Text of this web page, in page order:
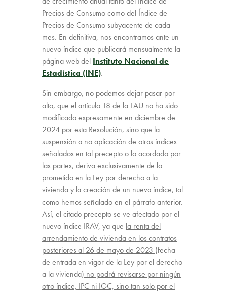
Precios de Consumo como del Índice de
Precios de Consumo subyacente de cada
mes. En definitiva, nos encontramos ante un
nuevo índice que publicará mensualmente la
página web del Instituto Nacional de
Estadística (INE).
Sin embargo, no podemos dejar pasar por
alto, que el artículo 18 de la LAU no ha sido
modificado expresamente en diciembre de
2024 por esta Resolución, sino que la
suspensión o no aplicación de otros índices
señalados en tal precepto o lo acordado por
las partes, deriva exclusivamente de lo
prometido en la Ley por derecho a la
vivienda y la creación de un nuevo índice, tal
como hemos señalado en el párrafo anterior.
Así, el citado precepto se ve afectado por el
nuevo índice IRAV, ya que la renta del
arrendamiento de vivienda en los contratos
posteriores al 26 de mayo de 2023 (fecha
de entrada en vigor de la Ley por el derecho
a la vivienda) no podrá revisarse por ningún
otro índice, IPC ni IGC, sino tan solo por el